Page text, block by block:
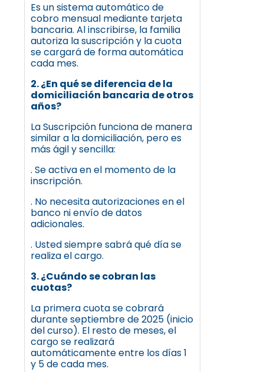
Es un sistema automático de
cobro mensual mediante tarjeta
bancaria. Al inscribirse, la familia
autoriza la suscripción y la cuota
se cargará de forma automática
cada mes.
2. ¿En qué se diferencia de la
domiciliación bancaria de otros
años?
La Suscripción funciona de manera
similar a la domiciliación, pero es
más ágil y sencilla:
. Se activa en el momento de la
inscripción.
. No necesita autorizaciones en el
banco ni envío de datos
adicionales.
. Usted siempre sabrá qué día se
realiza el cargo.
3. ¿Cuándo se cobran las
cuotas?
La primera cuota se cobrará
durante septiembre de 2025 (inicio
del curso). El resto de meses, el
cargo se realizará
automáticamente entre los días 1
y 5 de cada mes.